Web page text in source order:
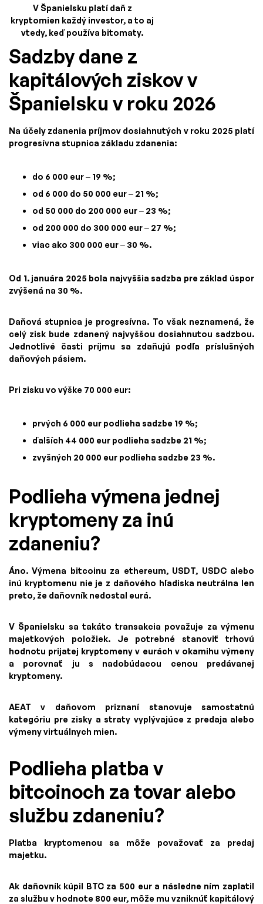
V Španielsku platí daň z
kryptomien každý investor, a to aj
vtedy, keď používa bitomaty.
Sadzby dane z
kapitálových ziskov v
Španielsku v roku 2026
Na účely zdanenia príjmov dosiahnutých v roku 2025 platí
progresívna stupnica základu zdanenia:
do 6 000 eur – 19 %;
od 6 000 do 50 000 eur – 21 %;
od 50 000 do 200 000 eur – 23 %;
od 200 000 do 300 000 eur – 27 %;
viac ako 300 000 eur – 30 %.
Od 1. januára 2025 bola najvyššia sadzba pre základ úspor
zvýšená na 30 %.
Daňová stupnica je progresívna. To však neznamená, že
celý zisk bude zdanený najvyššou dosiahnutou sadzbou.
Jednotlivé časti príjmu sa zdaňujú podľa príslušných
daňových pásiem.
Pri zisku vo výške 70 000 eur:
prvých 6 000 eur podlieha sadzbe 19 %;
ďalších 44 000 eur podlieha sadzbe 21 %;
zvyšných 20 000 eur podlieha sadzbe 23 %.
Podlieha výmena jednej
kryptomeny za inú
zdaneniu?
Áno. Výmena bitcoinu za ethereum, USDT, USDC alebo
inú kryptomenu nie je z daňového hľadiska neutrálna len
preto, že daňovník nedostal eurá.
V Španielsku sa takáto transakcia považuje za výmenu
majetkových položiek. Je potrebné stanoviť trhovú
hodnotu prijatej kryptomeny v eurách v okamihu výmeny
a porovnať ju s nadobúdacou cenou predávanej
kryptomeny.
AEAT v daňovom priznaní stanovuje samostatnú
kategóriu pre zisky a straty vyplývajúce z predaja alebo
výmeny virtuálnych mien.
Podlieha platba v
bitcoinoch za tovar alebo
službu zdaneniu?
Platba kryptomenou sa môže považovať za predaj
majetku.
Ak daňovník kúpil BTC za 500 eur a následne ním zaplatil
za službu v hodnote 800 eur, môže mu vzniknúť kapitálový